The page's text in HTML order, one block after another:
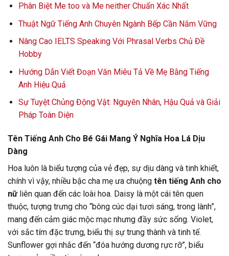
Phân Biệt Me too và Me neither Chuẩn Xác Nhất
Thuật Ngữ Tiếng Anh Chuyên Ngành Bếp Cần Nắm Vững
Nâng Cao IELTS Speaking Với Phrasal Verbs Chủ Đề
Hobby
Hướng Dẫn Viết Đoạn Văn Miêu Tả Về Mẹ Bằng Tiếng
Anh Hiệu Quả
Sự Tuyệt Chủng Động Vật: Nguyên Nhân, Hậu Quả và Giải
Pháp Toàn Diện
Tên Tiếng Anh Cho Bé Gái Mang Ý Nghĩa Hoa Lá Dịu
Dàng
Hoa luôn là biểu tượng của vẻ đẹp, sự dịu dàng và tinh khiết,
chính vì vậy, nhiều bậc cha mẹ ưa chuộng tên tiếng Anh cho
nữliên quan đến các loài hoa. Daisy là một cái tên quen
thuộc, tượng trưng cho “bông cúc dại tươi sáng, trong lành”,
mang đến cảm giác mộc mạc nhưng đầy sức sống. Violet,
với sắc tím đặc trưng, biểu thị sự trung thành và tinh tế.
Sunflower gợi nhắc đến “đóa hướng dương rực rỡ”, biểu